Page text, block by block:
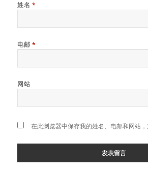
姓名 *
电邮 *
网站
在此浏览器中保存我的姓名、电邮和网站，